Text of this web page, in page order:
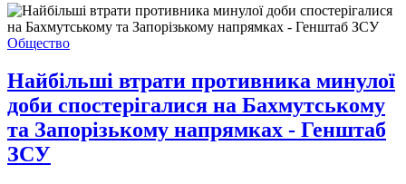
Общество
Найбільші втрати противника минулої
доби спостерігалися на Бахмутському
та Запорізькому напрямках - Генштаб
ЗСУ